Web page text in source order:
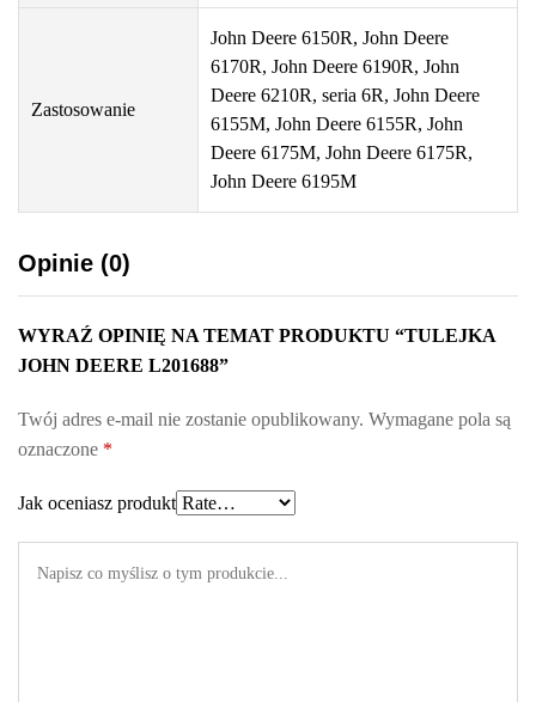
Zastosowanie
John Deere 6150R, John Deere
6170R, John Deere 6190R, John
Deere 6210R, seria 6R, John Deere
6155M, John Deere 6155R, John
Deere 6175M, John Deere 6175R,
John Deere 6195M
Opinie (0)
WYRAŹ OPINIĘ NA TEMAT PRODUKTU “TULEJKA
JOHN DEERE L201688”
Twój adres e-mail nie zostanie opublikowany. Wymagane pola są
oznaczone *
Jak oceniasz produkt